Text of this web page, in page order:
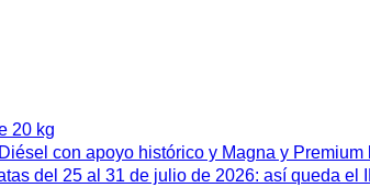
20 kg
con apoyo histórico y Magna y Premium
del 25 al 31 de julio de 2026: así queda el